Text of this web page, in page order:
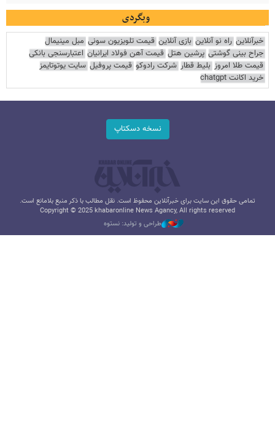
وبگردی
خبرآنلاین راه نو آنلاین بازی آنلاین قیمت تلویزیون سونی مبل مینیمال
جراح بینی گوشتی پرشین هتل قیمت آهن فولاد ایرانیان اعتبارسنجی بانکی
قیمت طلا امروز بلیط قطار شرکت رادوکو قیمت پروفیل سایت یوتوتایمز
خرید اکانت chatgpt
نسخه دسکتاپ
تمامی حقوق این سایت برای خبرآنلاین محفوظ است. نقل مطالب با ذکر منبع بلامانع است.
Copyright © 2025 khabaronline News Agancy, All rights reserved
طراحی و تولید: نستوه